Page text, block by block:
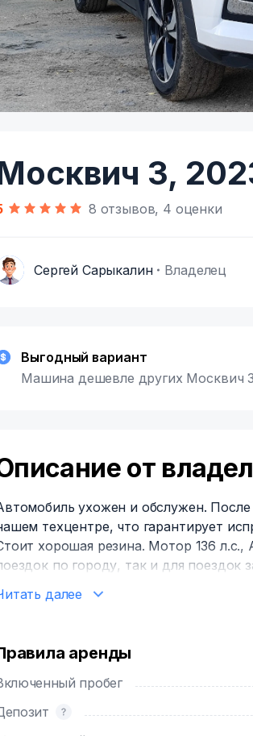
3,
8 отзывов, 4 оценки
С Сергей Сарыкалин Владелец
Выгодный вариант
Машина дешевле других Москвич
от
ухожен и обслужен.
техцентре, что гарантирует
хорошая резина. Мотор 136 л.с., АКПП: вариатор. Прекрасно подходит как для
по городу, так и для поездок
- электро-ГУР
парктроники задние
камера заднего вида
управление мультимедиа на руле
далее
аренды
Включенный пробег
Депозит